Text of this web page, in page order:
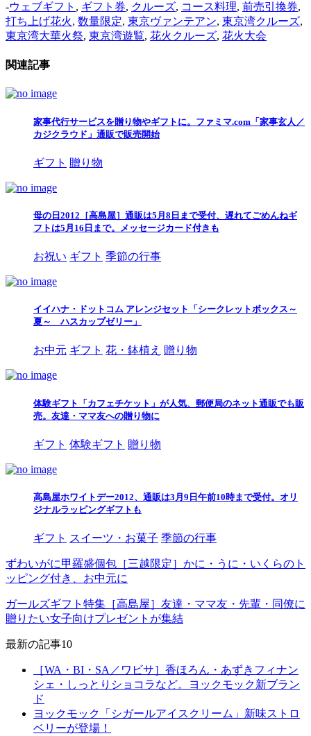
-ウェブギフト , ギフト券, クルーズ, コース料理, 前売引換券,
打ち上げ花火, 数量限定, 東京ヴァンテアン, 東京湾クルーズ,
東京湾大華火祭, 東京湾遊覧, 花火クルーズ, 花火大会
関連記事
家事代行サービスを贈り物やギフトに。ファミマ.com「家事玄人／
カジクラウド」通販で販売開始
ギフト 贈り物
母の日2012［高島屋］通販は5月8日まで受付、遅れてごめんねギ
フトは5月16日まで。メッセージカード付きも
お祝い ギフト 季節の行事
イイハナ・ドットコム アレンジセット「シークレットボックス～
夏～ ハスカップゼリー」
お中元 ギフト 花・鉢植え 贈り物
体験ギフト「カフェチケット」が人気、郵便局のネット通販でも販
売。友達・ママ友への贈り物に
ギフト 体験ギフト 贈り物
高島屋ホワイトデー2012、通販は3月9日午前10時まで受付。オリ
ジナルラッピングギフトも
ギフト スイーツ・お菓子 季節の行事
ずわいがに甲羅盛個包［三越限定］かに・うに・いくらのト
ッピング付き、お中元に
ガールズギフト特集［高島屋］友達・ママ友・先輩・同僚に
贈りたい女子向けプレゼントが集結
最新の記事10
［WA・BI・SA／ワビサ］香ほろん・あずきフィナン
シェ・しっとりショコラなど。ヨックモック新ブラン
ド
ヨックモック「シガールアイスクリーム」新味ストロ
ベリーが登場！